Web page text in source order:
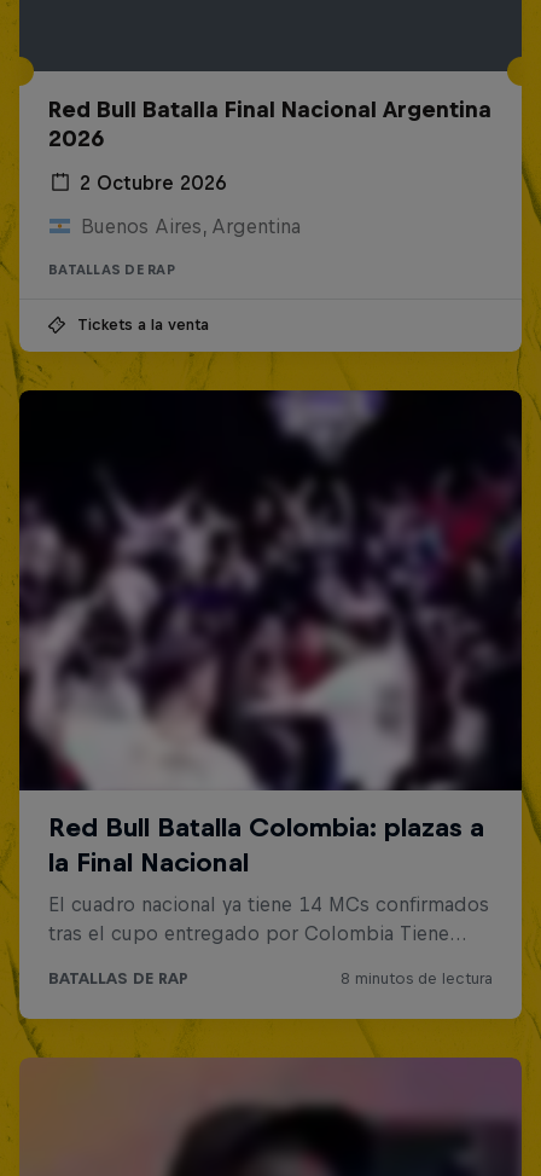
Red Bull Batalla Final Nacional Argentina
2026
2 Octubre 2026
Buenos Aires, Argentina
BATALLAS DE RAP
Tickets a la venta